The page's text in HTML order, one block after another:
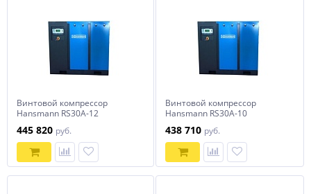
Винтовой компрессор
Hansmann RS30A-12
445 820 руб.
Винтовой компрессор
Hansmann RS30A-10
438 710 руб.